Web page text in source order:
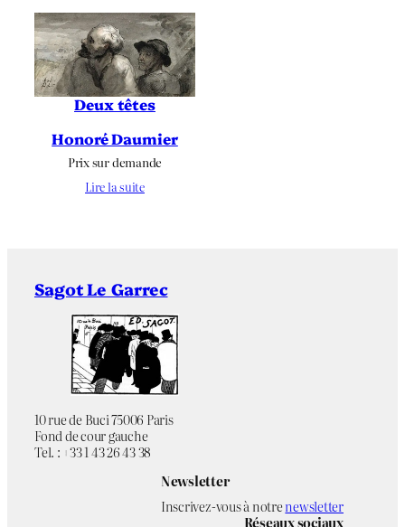
Deux têtes
Honoré Daumier
Prix sur demande
Lire la suite
Sagot Le Garrec
10 rue de Buci 75006 Paris
Fond de cour gauche
Tel. : +33 1 43 26 43 38
Newsletter
Inscrivez-vous à notrenewsletter
Réseaux sociaux